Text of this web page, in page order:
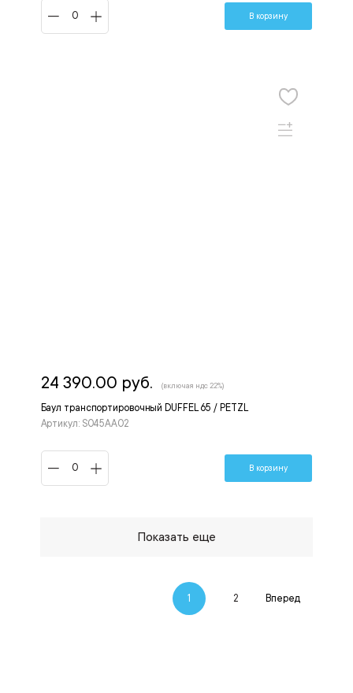
В корзину
Баул транспортировочный DUFFEL 65 / PETZL
Артикул: S045AA02
24 390.00 руб. (включая ндс 22%)
В корзину
Показать еще
1 2 Вперед